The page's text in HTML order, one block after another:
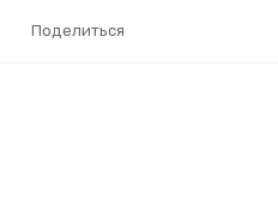
Поделиться